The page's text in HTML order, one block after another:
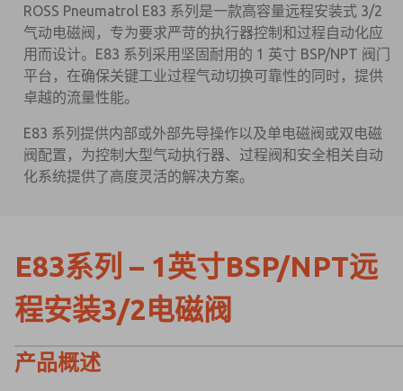
ROSS Pneumatrol E83 系列是一款高容量远程安装式 3/2
气动电磁阀，专为要求严苛的执行器控制和过程自动化应
用而设计。E83 系列采用坚固耐用的 1 英寸 BSP/NPT 阀门
平台，在确保关键工业过程气动切换可靠性的同时，提供
卓越的流量性能。
E83 系列提供内部或外部先导操作以及单电磁阀或双电磁
阀配置，为控制大型气动执行器、过程阀和安全相关自动
化系统提供了高度灵活的解决方案。
E83系列 – 1英寸BSP/NPT远
程安装3/2电磁阀
产品概述